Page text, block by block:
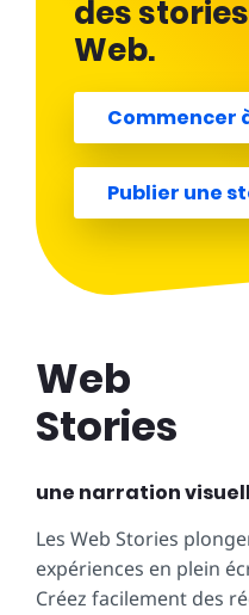
des
Web.
Commencer
Publier une
Web
Stories
une narration
Les Web Stories
expériences en plein
Créez facilement des